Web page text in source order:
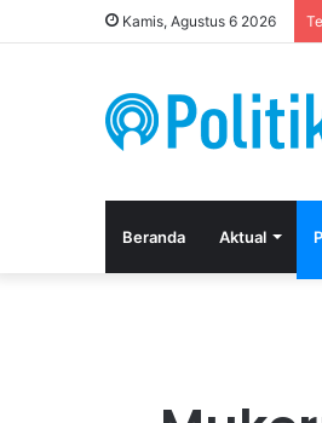
Kamis, Agustus 6 2026
Beranda Aktual